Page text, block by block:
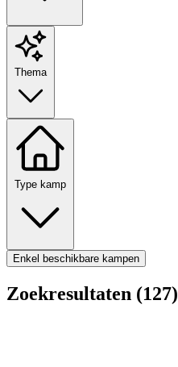
Thema
Type kamp
Enkel beschikbare kampen
Zoekresultaten (127)